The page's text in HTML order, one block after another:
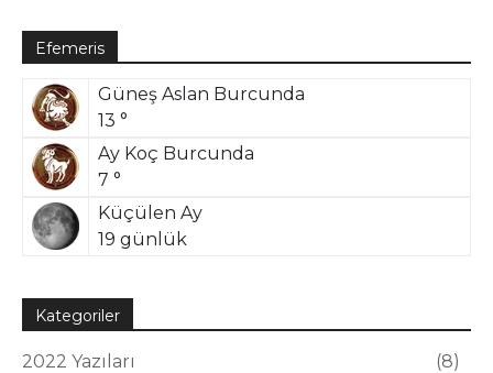
Efemeris
Güneş Aslan Burcunda
13 °
Ay Koç Burcunda
7 °
Küçülen Ay
19 günlük
Kategoriler
2022 Yazıları 8